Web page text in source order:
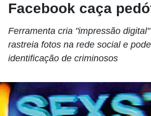
Facebook caça
Ferramenta cria "impressão
rastreia fotos na rede social e
identificação de criminosos